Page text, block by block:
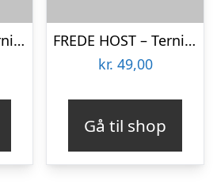
FREDE HOST – Terninger – Blue White
FREDE HOST – Terninger – Golden Cobolt
kr. 49,00
Gå til shop